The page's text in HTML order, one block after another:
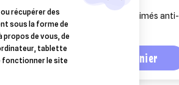
ELANCO ANIMAL
capstar (57mg) comprimés anti-
puces chiens plus 11 kg
Ajouter au panier
récupérer des
sous la forme de
de vous, de
tablette
fonctionner le site